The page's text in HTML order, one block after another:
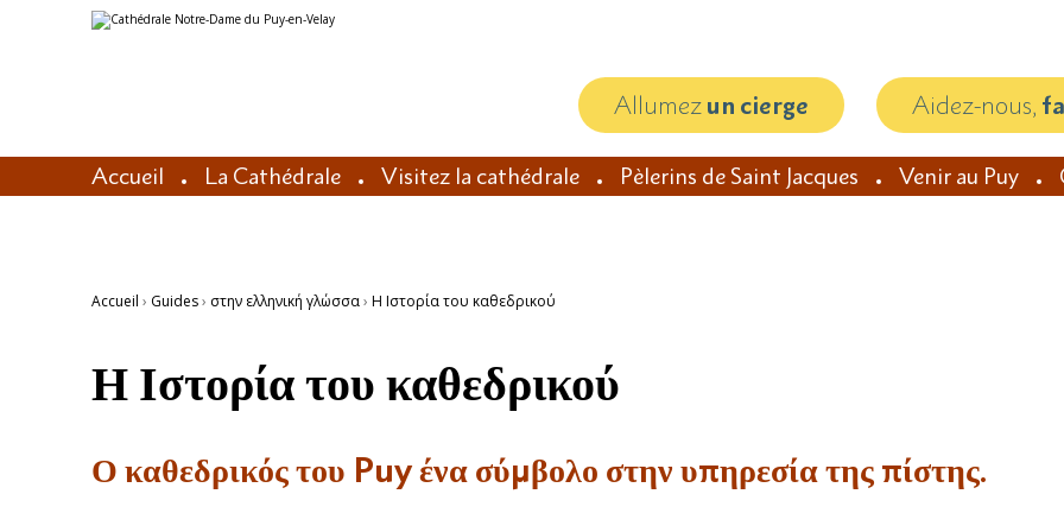
Aller
au
Outils
personnels
Allumezun cierge Aidez-nous,
Accueil La Cathédrale Visitez la cathédrale Pèlerins de Saint Jacques Venir au Puy
Accueil › Guides› στην ελληνική γλώσσα› Η Ιστορία του καθεδρικού
Η Ιστορία του καθεδρικού
Ο καθεδρικός του Puy ένα σύμβολο στην υπηρεσία της πίστης.